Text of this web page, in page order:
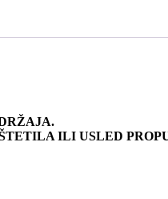
ILI USLED